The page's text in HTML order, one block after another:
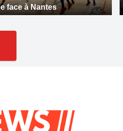
face à Nantes